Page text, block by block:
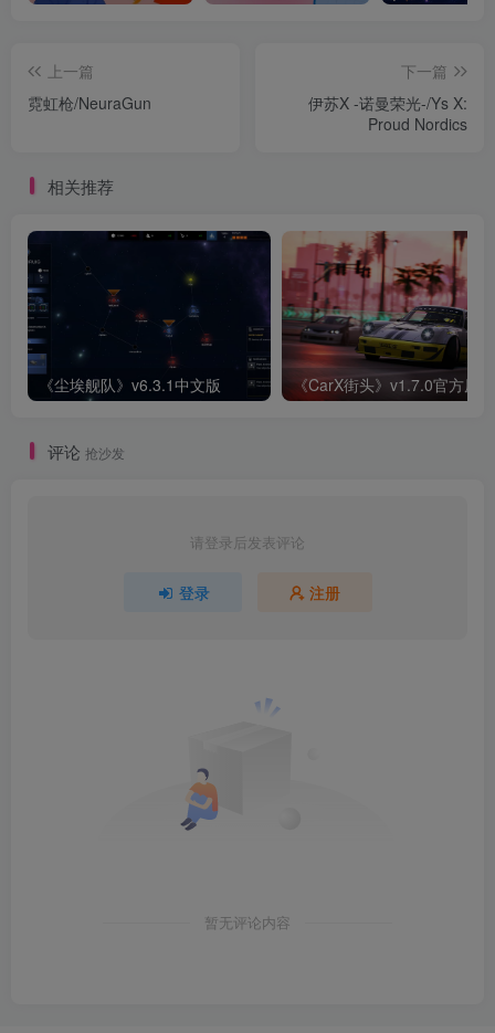
上一篇
霓虹枪/NeuraGun
下一篇
伊苏X -诺曼荣光-/Ys X:
Proud Nordics
相关推荐
《尘埃舰队》v6.3.1中文版 《CarX街头》v1.7.0官方原版
评论 抢沙发
请登录后发表评论
登录 注册
暂无评论内容